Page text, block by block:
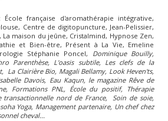
École française d'aromathérapie intégrative,
Centre de digitopuncture, Jean-Pelissier,
maison du jeûne, Cristalmind, Hypnose Zen,
et Bien-être, Présent à La Vie, Emeline
Stéphanie Poncel, Dominique Bouilly,
Parenthèse, L'oasis subtile, Les clefs de la
La Clairière Bio, Magali Bellamy, Look Heven'ts,
Davois, Eau Kaqun, le magazine Rêve de
Formations PNL, École du positif, Thérapie
transactionnelle nord de France, Soin de soie,
Yoga, Management partenaire, Un chef chez
cheval...